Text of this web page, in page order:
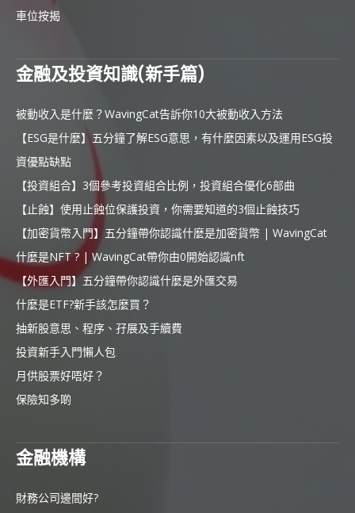
車位按揭
金融及投資知識(新手篇)
被動收入是什麼？WavingCat告訴你10大被動收入方法
【ESG是什麼】五分鐘了解ESG意思，有什麼因素以及運用ESG投
資優點缺點
【投資組合】3個參考投資組合比例，投資組合優化6部曲
【止蝕】使用止蝕位保護投資，你需要知道的3個止蝕技巧
【加密貨幣入門】五分鐘帶你認識什麼是加密貨幣 | WavingCat
什麼是NFT ? | WavingCat帶你由0開始認識nft
【外匯入門】五分鐘帶你認識什麼是外匯交易
什麼是ETF?新手該怎麼買？
抽新股意思、程序、孖展及手續費
投資新手入門懶人包
月供股票好唔好？
保險知多啲
金融機構
財務公司邊間好?